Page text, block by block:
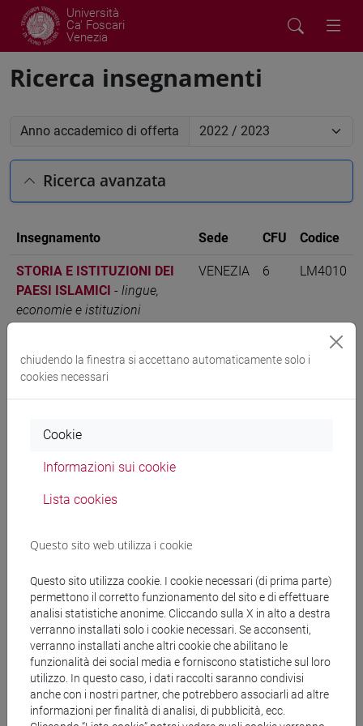
Università
Ca' Foscari
Venezia
Ricerca insegnamenti
Anno accademico di offerta
Ricerca avanzata
Insegnamento Sede CFU Codice
STORIA E ISTITUZIONI DEI
PAESI ISLAMICI - lingue,
economie e istituzioni
VENEZIA 6 LM4010
Ricerca insegnamenti
Ricerca aule
Ricerca sedi
Ricerca strutture
Ricerca pubblicazioni
Ricerca risorse bibliografiche
chiudendo la finestra si accettano automaticamente solo i
cookies necessari
Cookie
Informazioni sui cookie
Lista cookies
Questo sito web utilizza i cookie
Questo sito utilizza cookie. I cookie necessari (di prima parte)
permettono il corretto funzionamento del sito e di effettuare
analisi statistiche anonime. Cliccando sulla X in alto a destra
verranno installati solo i cookie necessari. Se acconsenti,
verranno installati anche altri cookie che abilitano le
funzionalità dei social media e forniscono statistiche sul loro
utilizzo. In questo caso, i dati raccolti saranno condivisi
anche con i nostri partner, che potrebbero associarli ad altre
informazioni per finalità di analisi, di pubblicità, ecc.